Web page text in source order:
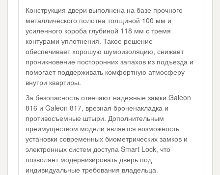
Конструкция двери выполнена на базе прочного
металлического полотна толщиной 100 мм и
усиленного короба глубиной 118 мм с тремя
контурами уплотнения. Такое решение
обеспечивает хорошую шумоизоляцию, снижает
проникновение посторонних запахов из подъезда и
помогает поддерживать комфортную атмосферу
внутри квартиры.
За безопасность отвечают надежные замки Galeon
816 и Galeon 817, врезная броненакладка и
противосъемные штыри. Дополнительным
преимуществом модели является возможность
установки современных биометрических замков и
электронных систем доступа Smart Lock, что
позволяет модернизировать дверь под
индивидуальные требования владельца.